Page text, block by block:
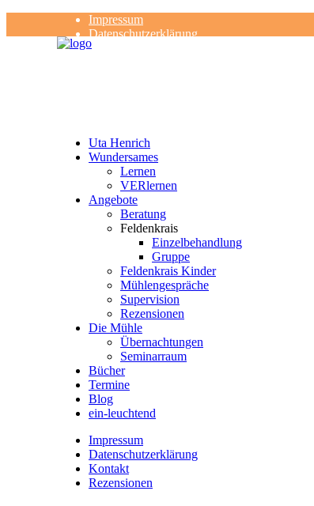
Impressum
Datenschutzerklärung
Kontakt
Uta Henrich
Wundersames
Lernen
VERlernen
Angebote
Beratung
Feldenkrais
Einzelbehandlung
Gruppe
Feldenkrais Kinder
Mühlengespräche
Supervision
Rezensionen
Die Mühle
Übernachtungen
Seminarraum
Bücher
Termine
Blog
ein-leuchtend
Impressum
Datenschutzerklärung
Kontakt
Rezensionen